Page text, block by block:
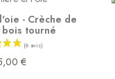
- Crèche de
tourné
€